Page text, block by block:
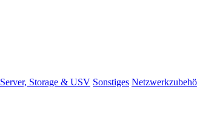
Server, Storage & USV Sonstiges